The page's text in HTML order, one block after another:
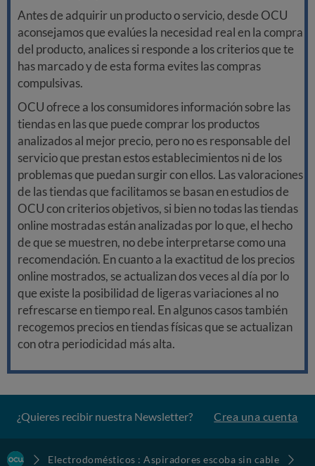
Antes de adquirir un producto o servicio, desde OCU
aconsejamos que evalúes la necesidad real en la compra
del producto, analices si responde a los criterios que te
has marcado y de esta forma evites las compras
compulsivas.
OCU ofrece a los consumidores información sobre las
tiendas en las que puede comprar los productos
analizados al mejor precio, pero no es responsable del
servicio que prestan estos establecimientos ni de los
problemas que puedan surgir con ellos. Las valoraciones
de las tiendas que facilitamos se basan en estudios de
OCU con criterios objetivos, si bien no todas las tiendas
online mostradas están analizadas por lo que, el hecho
de que se muestren, no debe interpretarse como una
recomendación. En cuanto a la exactitud de los precios
online mostrados, se actualizan dos veces al día por lo
que existe la posibilidad de ligeras variaciones al no
refrescarse en tiempo real. En algunos casos también
recogemos precios en tiendas físicas que se actualizan
con otra periodicidad más alta.
¿Quieres recibir nuestra Newsletter? Crea una cuenta
Electrodomésticos : Aspiradores escoba sin cable